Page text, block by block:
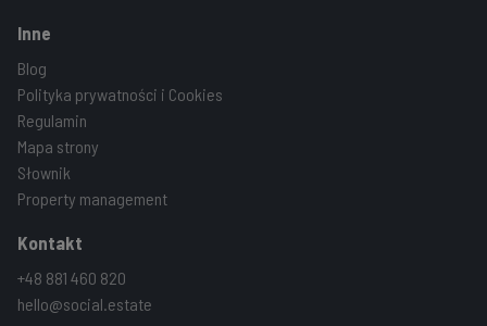
Inne
Blog
Polityka prywatności i Cookies
Regulamin
Mapa strony
Słownik
Property management
Kontakt
+48 881 460 820
hello@social.estate